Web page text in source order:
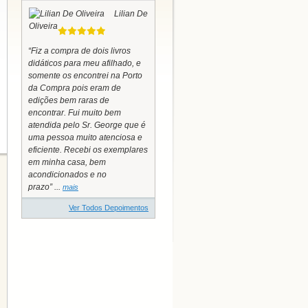
Lilian De
Oliveira
“Fiz a compra de dois livros
didáticos para meu afilhado, e
somente os encontrei na Porto
da Compra pois eram de
edições bem raras de
encontrar. Fui muito bem
atendida pelo Sr. George que é
uma pessoa muito atenciosa e
eficiente. Recebi os exemplares
em minha casa, bem
acondicionados e no
prazo” ... mais
Ver Todos Depoimentos